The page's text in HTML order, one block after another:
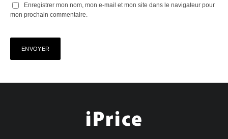
Enregistrer mon nom, mon e-mail et mon site dans le navigateur pour
mon prochain commentaire.